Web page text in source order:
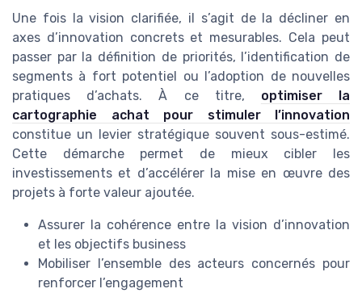
Une fois la vision clarifiée, il s’agit de la décliner en
axes d’innovation concrets et mesurables. Cela peut
passer par la définition de priorités, l’identification de
segments à fort potentiel ou l’adoption de nouvelles
pratiques d’achats. À ce titre, optimiser la
cartographie achat pour stimuler l’innovation
constitue un levier stratégique souvent sous-estimé.
Cette démarche permet de mieux cibler les
investissements et d’accélérer la mise en œuvre des
projets à forte valeur ajoutée.
Assurer la cohérence entre la vision d’innovation
et les objectifs business
Mobiliser l’ensemble des acteurs concernés pour
renforcer l’engagement